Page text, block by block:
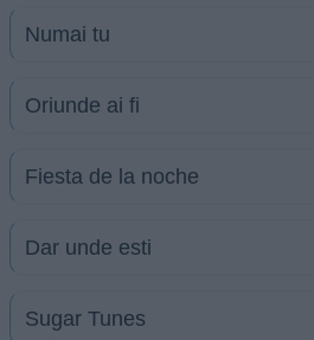
Numai tu
Oriunde ai fi
Fiesta de la noche
Dar unde esti
Sugar Tunes